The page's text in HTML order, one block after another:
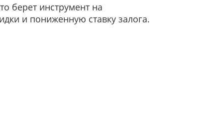
берет инструмент на
и пониженную ставку залога.